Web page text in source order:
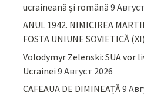
ucraineană și română 9
ANUL 1942. NIMICIREA
FOSTA UNIUNE SOVIETICĂ (XI)
Volodymyr Zelenski: SUA vor
Ucrainei 9 Август 2026
CAFEAUA DE DIMINEAȚĂ9